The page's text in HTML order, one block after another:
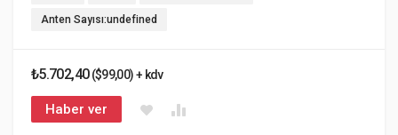
Anten Sayısı:undefined
₺5.702,40($99,00) + kdv
Haber ver